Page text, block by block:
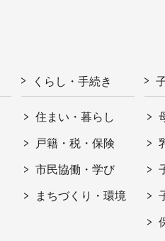
くらし・手続き
住まい・暮らし
戸籍・税・保険
市民協働・学び
まちづくり・環境